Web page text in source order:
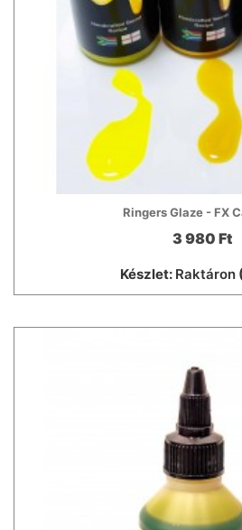
Ringers Glaze - FX
3 980 Ft
Készlet: Raktáron